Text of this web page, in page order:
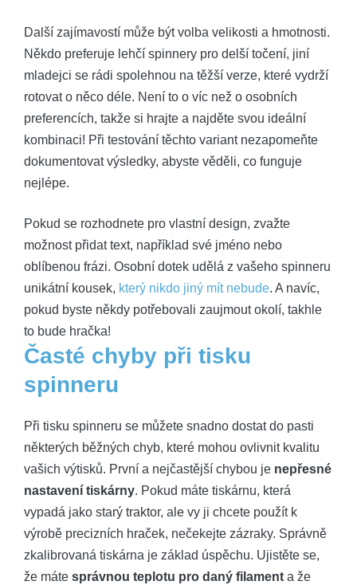
Další zajímavostí může být volba velikosti a hmotnosti.
Někdo preferuje lehčí spinnery pro delší točení, jiní
mladejci se rádi spolehnou na těžší verze, které vydrží
rotovat o něco déle. Není to o víc než o osobních
preferencích, takže si hrajte a najděte svou ideální
kombinaci! Při testování těchto variant nezapomeňte
dokumentovat výsledky, abyste věděli, co funguje
nejlépe.
Pokud se rozhodnete pro vlastní design, zvažte
možnost přidat text, například své jméno nebo
oblíbenou frázi. Osobní dotek udělá z vašeho spinneru
unikátní kousek, který nikdo jiný mít nebude. A navíc,
pokud byste někdy potřebovali zaujmout okolí, takhle
to bude hračka!
Časté chyby při tisku
spinneru
Při tisku spinneru se můžete snadno dostat do pasti
některých běžných chyb, které mohou ovlivnit kvalitu
vašich výtisků. První a nejčastější chybou je nepřesné
nastavení tiskárny. Pokud máte tiskárnu, která
vypadá jako starý traktor, ale vy ji chcete použít k
výrobě precizních hraček, nečekejte zázraky. Správně
zkalibrovaná tiskárna je základ úspěchu. Ujistěte se,
že máte správnou teplotu pro daný filament a že